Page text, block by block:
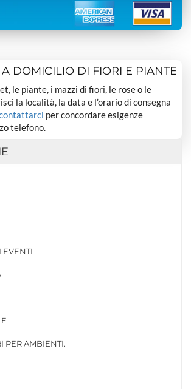
DOMICILIO DI FIORI E PIANTE
le piante, i mazzi di fiori, le rose o le
la località, la data e l’orario di consegna
per concordare esigenze
telefono.
EVENTI
PER AMBIENTI.